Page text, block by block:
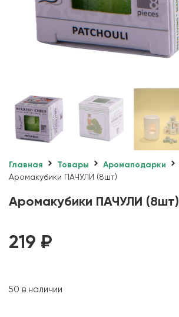
Главная Товары
Аромаподарки
Аромакубики ПАЧУЛИ (8шт)
Аромакубики ПАЧУЛИ (8шт)
219 ₽
50 в наличии